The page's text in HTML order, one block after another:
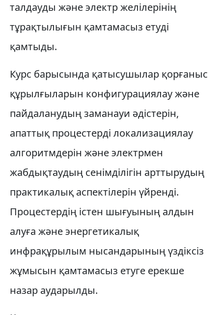
талдауды және электр желілерінің
тұрақтылығын қамтамасыз етуді
қамтыды.
Курс барысында қатысушылар қорғаныс
құрылғыларын конфигурациялау және
пайдаланудың заманауи әдістерін,
апаттық процестерді локализациялау
алгоритмдерін және электрмен
жабдықтаудың сенімділігін арттырудың
практикалық аспектілерін үйренді.
Процестердің істен шығуының алдын
алуға және энергетикалық
инфрақұрылым нысандарының үздіксіз
жұмысын қамтамасыз етуге ерекше
назар аударылды.